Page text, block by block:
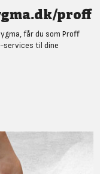
proff
får du som Proff
services til dine